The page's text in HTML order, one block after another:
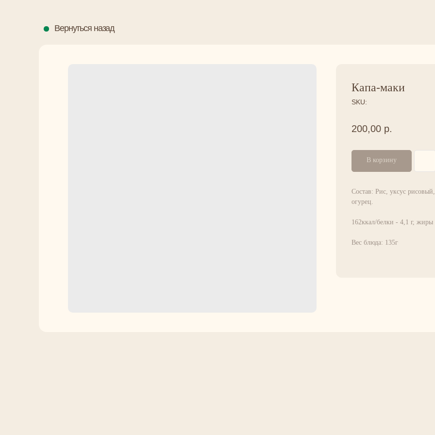
Вернуться назад
Капа-маки
SKU:
200,00 р.
В корзину
Состав: Рис, уксус
огурец.
162ккал/белки - 4,1 г,
Вес блюда: 135г